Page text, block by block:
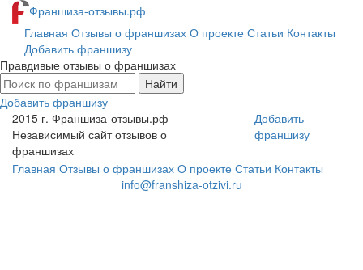
Франшиза-отзывы.рф
Главная Отзывы о франшизах О проекте Статьи Контакты
Добавить франшизу
Правдивые отзывы о франшизах
Найти
Добавить франшизу
2015 г. Франшиза-отзывы.рф
Независимый сайт отзывов о
франшизах
Добавить
франшизу
Главная Отзывы о франшизах О проекте Статьи Контакты
info@franshiza-otzivi.ru